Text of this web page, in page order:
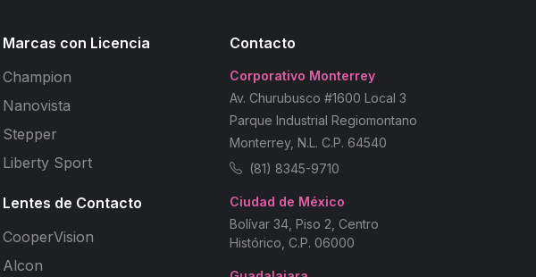
Marcas con Licencia
Champion
Nanovista
Stepper
Liberty Sport
Lentes de Contacto
CooperVision
Alcon
Contacto
Corporativo Monterrey
Av. Churubusco #1600 Local 3
Parque Industrial Regiomontano
Monterrey, N.L. C.P. 64540
(81) 8345-9710
Ciudad de México
Bolívar 34, Piso 2, Centro
Histórico, C.P. 06000